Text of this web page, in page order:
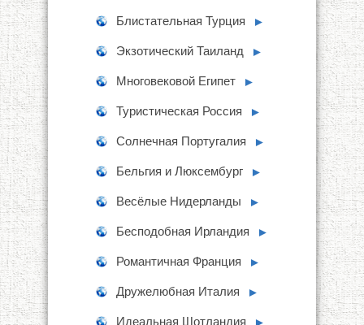
Блистательная Турция ►
Экзотический Таиланд ►
Многовековой Египет ►
Туристическая Россия ►
Солнечная Португалия ►
Бельгия и Люксембург ►
Весёлые Нидерланды ►
Бесподобная Ирландия ►
Романтичная Франция ►
Дружелюбная Италия ►
Идеальная Шотландия ►